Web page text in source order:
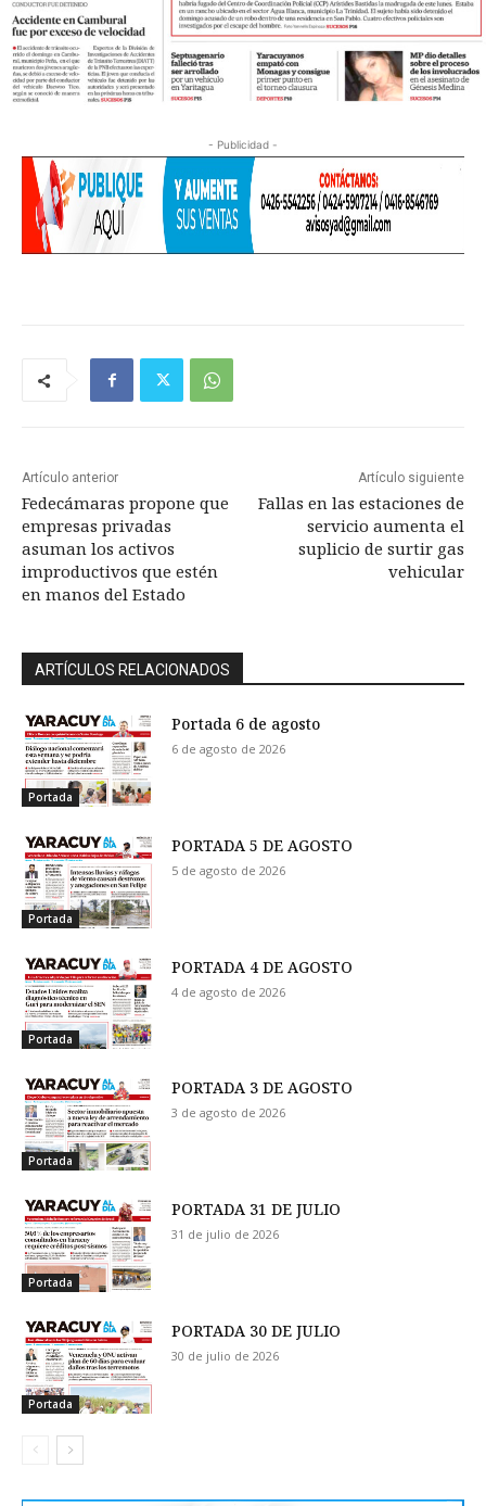
- Publicidad -
Artículo anterior
Fedecámaras propone que
empresas privadas
asuman los activos
improductivos que estén
en manos del Estado
Artículo siguiente
Fallas en las estaciones de
servicio aumenta el
suplicio de surtir gas
vehicular
ARTÍCULOS RELACIONADOS
Portada
Portada 6 de agosto
6 de agosto de 2026
Portada
PORTADA 5 DE AGOSTO
5 de agosto de 2026
Portada
PORTADA 4 DE AGOSTO
4 de agosto de 2026
Portada
PORTADA 3 DE AGOSTO
3 de agosto de 2026
Portada
PORTADA 31 DE JULIO
31 de julio de 2026
Portada
PORTADA 30 DE JULIO
30 de julio de 2026